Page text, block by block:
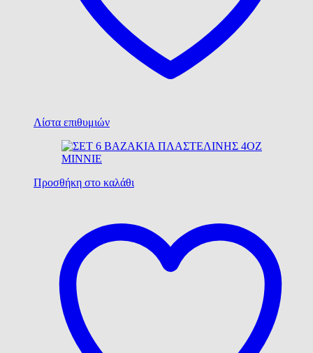
Λίστα επιθυμιών
Προσθήκη στο καλάθι